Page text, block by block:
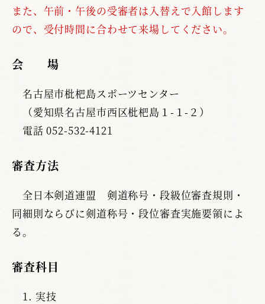
また、午前・午後の受審者は入替えで入館します
ので、受付時間に合わせて来場してください。
会 場
名古屋市枇杷島スポーツセンター
（愛知県名古屋市西区枇杷島１-１-２）
電話 052-532-4121
審査方法
全日本剣道連盟 剣道称号・段級位審査規則・
同細則ならびに剣道称号・段位審査実施要領によ
る。
審査科目
実技